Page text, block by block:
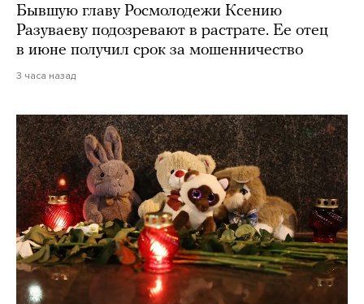
Бывшую главу Росмолодежи Ксению
Разуваеву подозревают в растрате. Ее отец
в июне получил срок за мошенничество
3 часа назад